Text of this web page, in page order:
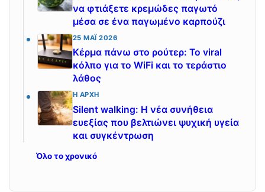
να φτιάξετε κρεμώδες παγωτό
μέσα σε ένα παγωμένο καρπούζι
25 ΜΆΙ 2026
Κέρμα πάνω στο ρούτερ: Το viral
κόλπο για το WiFi και το τεράστιο
λάθος
Η ΑΡΧΉ
Silent walking: Η νέα συνήθεια
ευεξίας που βελτιώνει ψυχική υγεία
και συγκέντρωση
Όλο το χρονικό